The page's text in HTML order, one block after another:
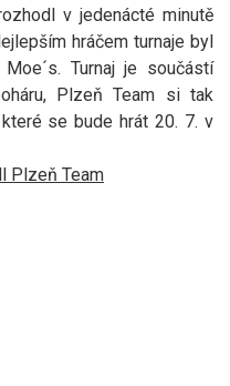
v jedenácté minutě
hráčem turnaje byl
Turnaj je součástí
Plzeň Team si tak
se bude hrát 20. 7. v
Plzeň Team